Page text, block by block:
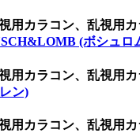
用カラコン、乱視用
(ボシュロ
用カラコン、乱視用
ン)
用カラコン、乱視用